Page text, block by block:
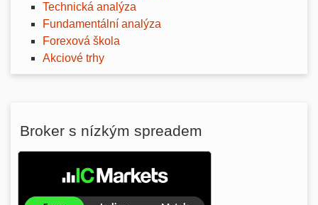
Technická analýza
Fundamentální analýza
Forexová škola
Akciové trhy
Broker s nízkým spreadem